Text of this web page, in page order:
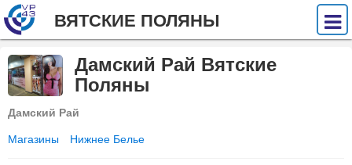
ВЯТСКИЕ ПОЛЯНЫ
Дамский Рай Вятские
Поляны
Дамский Рай
Магазины Нижнее Белье